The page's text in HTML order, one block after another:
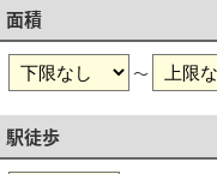
面積
～
駅徒歩